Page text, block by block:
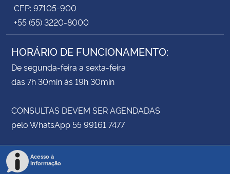
Gabinete de Segurança Institucional
Advocacia-Geral da União
CEP: 97105-900
+55 (55) 3220-8000
HORÁRIO DE FUNCIONAMENTO:
De segunda-feira a sexta-feira
das 7h 30min às 19h 30min
CONSULTAS DEVEM SER AGENDADAS
pelo WhatsApp 55 99161 7477
Acesso à
Informação